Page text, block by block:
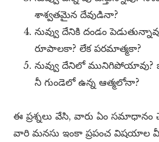
శాశ్వతమైన దేవుడినా?
నువ్వు దేనికి దండం
రూపాలకా? లేక పరమాత్మకా?
నువ్వు దేనిలో
నీ గుండెలో ఉన్న ఆత్మలోనా?
ఈ ప్రశ్నలు వేసి, వారు ఏం
వారి మనసు ఇంకా ప్రపంచ విషయాల